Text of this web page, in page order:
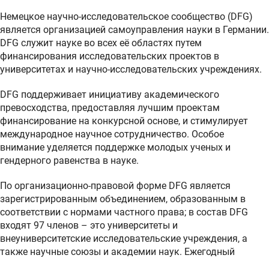
Немецкое научно-исследовательское сообщество (DFG)
является организацией самоуправления науки в Германии.
DFG служит науке во всех её областях путем
финансирования исследовательских проектов в
университетах и научно-исследовательских учреждениях.
DFG поддерживает инициативу академического
превосходства, предоставляя лучшим проектам
финансирование на конкурсной основе, и стимулирует
международное научное сотрудничество. Особое
внимание уделяется поддержке молодых ученых и
гендерного равенства в науке.
По организационно-правовой форме DFG является
зарегистрированным объединением, образованным в
соответствии с нормами частного права; в состав DFG
входят 97 членов – это университеты и
внеуниверситетские исследовательские учреждения, а
также научные союзы и академии наук. Ежегодный